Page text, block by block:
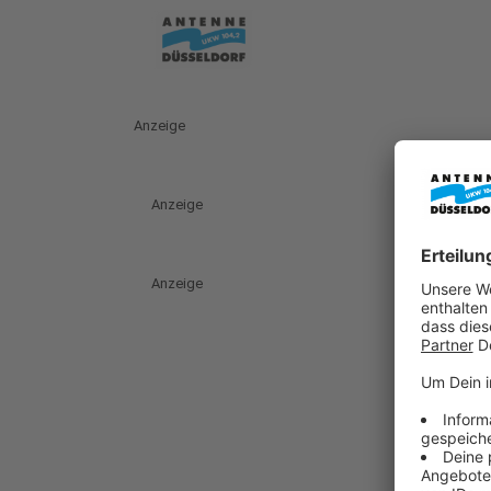
Anzeige
Anzeige
Anzeige